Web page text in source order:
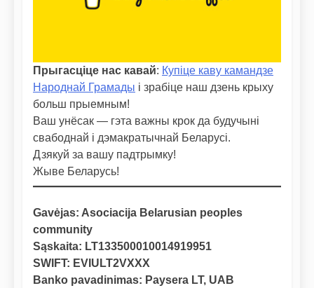
Прыгасціце нас кавай: Купіце каву камандзе
Народнай Грамады і зрабіце наш дзень крыху
больш прыемным!
Ваш унёсак — гэта важны крок да будучыні
свабоднай і дэмакратычнай Беларусі.
Дзякуй за вашу падтрымку!
Жыве Беларусь!
Gavėjas: Asociacija Belarusian peoples
community
Sąskaita: LT133500010014919951
SWIFT: EVIULT2VXXX
Banko pavadinimas: Paysera LT, UAB